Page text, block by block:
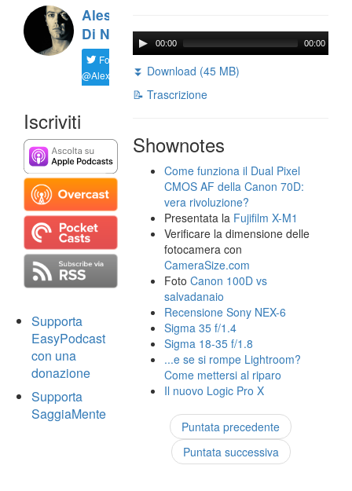
Alessandro
Di Noia
Follow
@AlexD75
Iscriviti
Supporta
EasyPodcast
con una
donazione
Supporta
SaggiaMente
00:00 00:00
⏬ Download (45 MB)
📝 Trascrizione
Shownotes
Come funziona il Dual Pixel
CMOS AF della Canon 70D:
vera rivoluzione?
Presentata la Fujifilm X-M1
Verificare la dimensione delle
fotocamera con
CameraSize.com
FotoCanon 100D vs
salvadanaio
Recensione Sony NEX-6
Sigma 35 f/1.4
Sigma 18-35 f/1.8
...e se si rompe Lightroom?
Come mettersi al riparo
Il nuovo Logic Pro X
Puntata precedente
Puntata successiva